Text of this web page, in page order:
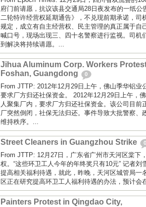
府门前请愿，抗议该县交通局28日夜发布的一纸公
二轮特许经营权延期通告》，不兑现前期承诺，司
规定，成立有自主经营权、民主管理的真正属于自
喊口号，现场出现三、四十名警察进行监视。司机
到解决将持续请愿。...
Jihua Aluminum Corp. Workers
Foshan, Guangdong
0
From JTTP: 2012年12月29日上午，佛山季华铝业
要求厂方归还社保资金。 2012年12月29日上午，
人聚集厂内，要求厂方归还社保资金。该公司目前
厂突然倒闭，社保无法归还。事件导致大批警察、
维持秩序。...
Street Cleaners in Guangzhou Strike 0
From JTTP: 12月27日，广东省广州市天河区棠下
权。“这些环卫工人今年的年终奖只有10元” 记者
提高相关福利待遇，就此，昨晚，天河区城管局一
区正在研究提高环卫工人福利待遇的办法，预计会
Painters Protest in Qingdao City,